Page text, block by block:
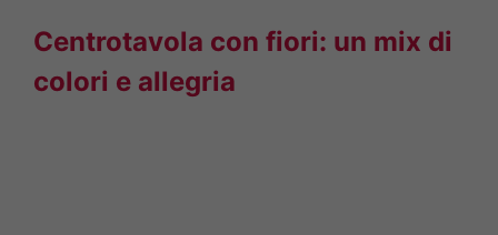
Centrotavola con fiori: un mix di
colori e allegria